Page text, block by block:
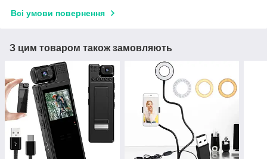
Всі умови повернення
З цим товаром також замовляють